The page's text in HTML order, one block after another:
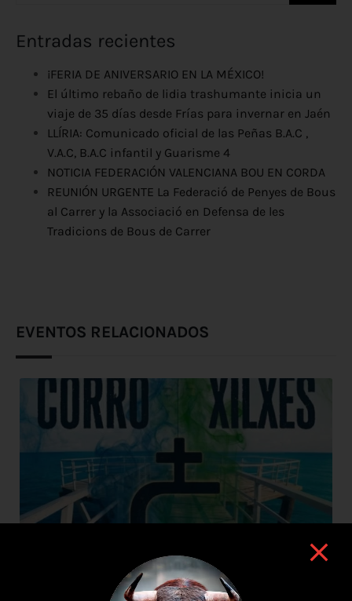
Entradas recientes
¡FERIA DE ANIVERSARIO EN LA MÉXICO!
El último rebaño de lidia trashumante inicia un
viaje de 35 días desde Frías para invernar en Jaén
LLÍRIA: Comunicado oficial de las Peñas B.A.C ,
V.A.C, B.A.C infantil y Guarisme 4
NOTICIA FEDERACIÓN VALENCIANA BOU EN CORDA
REUNIÓN URGENTE La Federació de Penyes de Bous
al Carrer y la Associació en Defensa de les
Tradicions de Bous de Carrer
EVENTOS RELACIONADOS